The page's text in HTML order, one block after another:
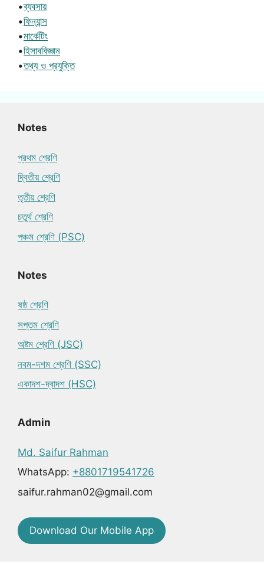
•ব্যবসায়
•ফিন্যান্স
•মার্কেটিং
•হিসাববিজ্ঞান
•তথ্য ও প্রযুক্তি
Notes
প্রথম শ্রেণি
দ্বিতীয় শ্রেণি
তৃতীয় শ্রেণি
চতুর্থ শ্রেণি
পঞ্চম শ্রেণি (PSC)
Notes
ষষ্ঠ শ্রেণি
সপ্তম শ্রেণি
অষ্টম শ্রেণি (JSC)
নবম-দশম শ্রেণি (SSC)
একাদশ-দ্বাদশ (HSC)
Admin
Md. Saifur Rahman
WhatsApp: +8801719541726
saifur.rahman02@gmail.com
Download Our Mobile App